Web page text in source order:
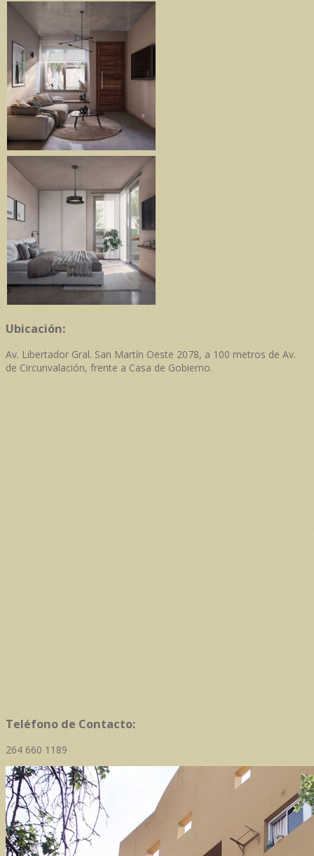
Ubicación:
Av. Libertador Gral. San Martín Oeste 2078, a 100 metros de Av.
de Circunvalación, frente a Casa de Gobierno.
Teléfono de Contacto:
264 660 1189